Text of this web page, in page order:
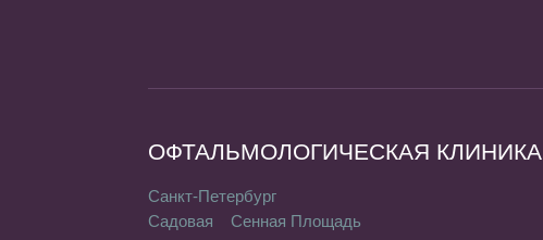
ОФТАЛЬМОЛОГИЧЕСКАЯ КЛИНИКА
Санкт-Петербург
Садовая
Сенная Площадь